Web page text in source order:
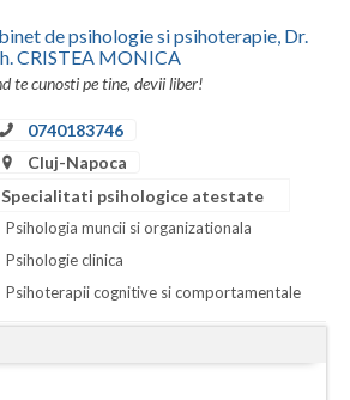
de psihologie si psihoterapie, Dr.
CRISTEA MONICA
te cunosti pe tine, devii liber!
0740183746
Cluj-Napoca
Specialitati psihologice atestate
Psihologia muncii si organizationala
Psihologie clinica
Psihoterapii cognitive si comportamentale